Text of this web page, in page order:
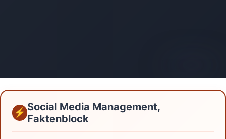
Social Media Management,
Faktenblock